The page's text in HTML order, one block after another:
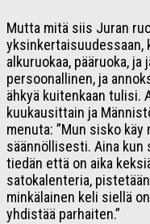
Mutta mitä siis Juran
yksinkertaisuudessaan,
alkuruokaa, pääruoka,
persoonallinen, ja
ähkyä kuitenkaan tulisi.
kuukausittain ja
menuta: ”Mun sisko
säännöllisesti. Aina kun
tiedän että on aika
satokalenteria,
minkälainen keli siellä
yhdistää parhaiten.”